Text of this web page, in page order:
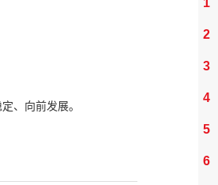
、向前发展。
1
2
3
4
5
6